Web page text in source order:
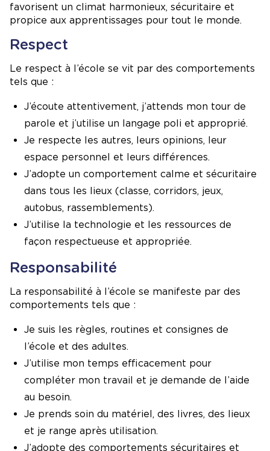
favorisent un climat harmonieux, sécuritaire et
propice aux apprentissages pour tout le monde.
Respect
Le respect à l’école se vit par des comportements
tels que :
J’écoute attentivement, j’attends mon tour de
parole et j’utilise un langage poli et approprié.
Je respecte les autres, leurs opinions, leur
espace personnel et leurs différences.
J’adopte un comportement calme et sécuritaire
dans tous les lieux (classe, corridors, jeux,
autobus, rassemblements).
J’utilise la technologie et les ressources de
façon respectueuse et appropriée.
Responsabilité
La responsabilité à l’école se manifeste par des
comportements tels que :
Je suis les règles, routines et consignes de
l’école et des adultes.
J’utilise mon temps efficacement pour
compléter mon travail et je demande de l’aide
au besoin.
Je prends soin du matériel, des livres, des lieux
et je range après utilisation.
J’adopte des comportements sécuritaires et